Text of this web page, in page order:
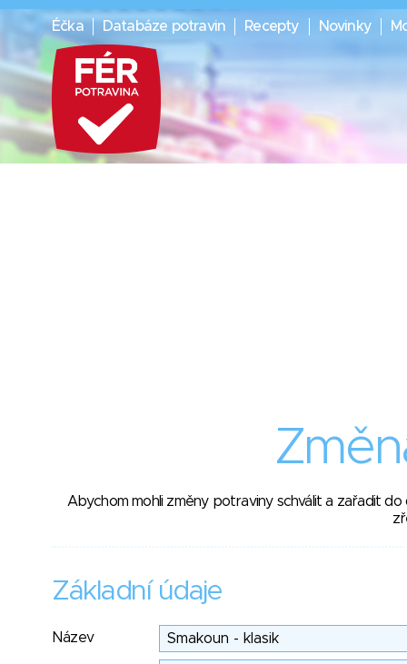
Éčka Databáze potravin Recepty Novinky
Abychom mohli změny potraviny schválit a zařadit
Základní údaje
Název